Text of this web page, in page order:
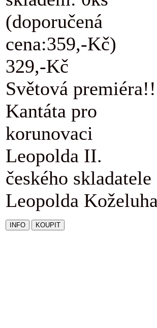
(doporučená
cena:359,-Kč)
329,-Kč
Světová premiéra!!
Kantáta pro
korunovaci
Leopolda II.
českého skladatele
Leopolda